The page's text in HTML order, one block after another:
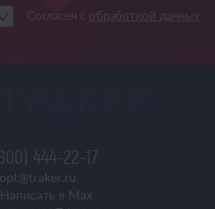
Согласен с обработкой данных
444-22-17
opt@traker.ru
Написать в Max